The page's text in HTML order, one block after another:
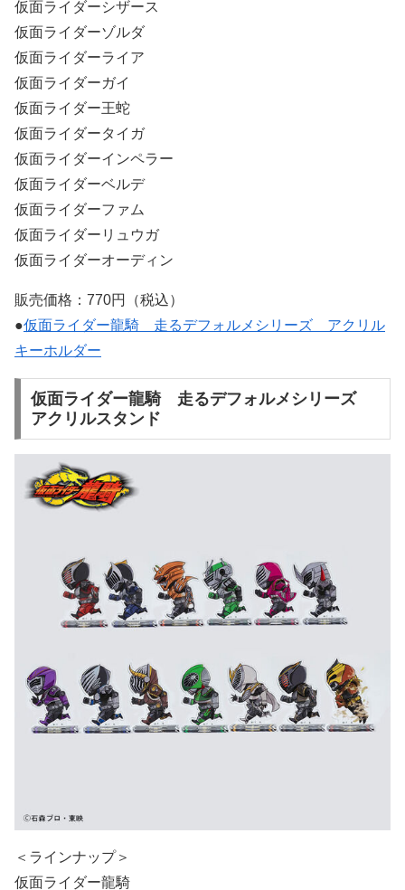
仮面ライダーシザース
仮面ライダーゾルダ
仮面ライダーライア
仮面ライダーガイ
仮面ライダー王蛇
仮面ライダータイガ
仮面ライダーインペラー
仮面ライダーベルデ
仮面ライダーファム
仮面ライダーリュウガ
仮面ライダーオーディン
販売価格：770円（税込）
●仮面ライダー龍騎 走るデフォルメシリーズ アクリル
キーホルダー
仮面ライダー龍騎 走るデフォルメシリーズ
アクリルスタンド
＜ラインナップ＞
仮面ライダー龍騎